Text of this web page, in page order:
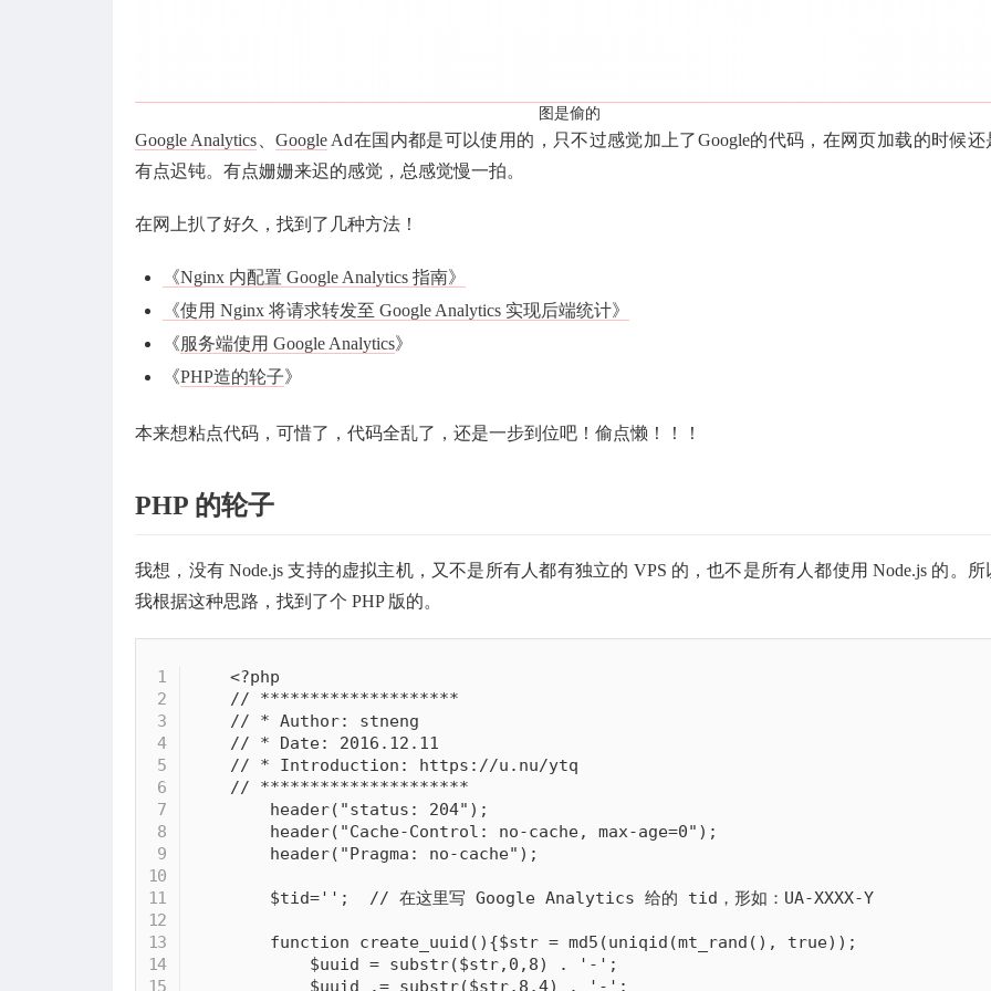
图是偷的
Google Analytics 、Google Ad在国内都是可以使用的，只不过感觉加上了Google的代码，在网页加载的时候还
有点迟钝。有点姗姗来迟的感觉，总感觉慢一拍。
在网上扒了好久，找到了几种方法！
《Ng­inx 内配置 Google An­a­lyt­ics 指南》
《使用 Nginx 将请求转发至 Google Analytics 实现后端统计》
《服务端使用 Google Analytics》
《PHP造的轮子》
本来想粘点代码，可惜了，代码全乱了，还是一步到位吧！偷点懒！！！
PHP 的轮子
我想，没有 Node.js 支持的虚拟主机，又不是所有人都有独立的 VPS 的，也不是所有人都使用 Node.js 的。所
我根据这种思路，找到了个 PHP 版的。
<?php
// ********************
// * Author: stneng
// * Date: 2016.12.11
// * Introduction: https://u.nu/ytq
// *********************
header( "status: 204" ) ;
header( "Cache-Control: no-cache, max-age=0" ) ;
header( "Pragma: no-cache" ) ;
$tid='' ; // 在这里写 Google Analytics 给的 tid，形如：UA-XXXX-Y
function create_uuid ( ) {$str = md5 (uniqid (mt_rand ( ) , true) ) ;
$uuid
= substr($str, 0 , 8) . '-' ;
$uuid
.= substr($str, 8 ,4) . '-' ;